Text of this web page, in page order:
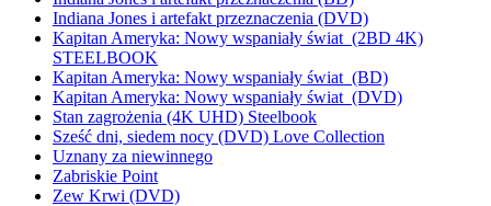
Indiana Jones i artefakt przeznaczenia (DVD)
Kapitan Ameryka: Nowy wspaniały świat (2BD 4K)
STEELBOOK
Kapitan Ameryka: Nowy wspaniały świat (BD)
Kapitan Ameryka: Nowy wspaniały świat (DVD)
Stan zagrożenia (4K UHD) Steelbook
Sześć dni, siedem nocy (DVD) Love Collection
Uznany za niewinnego
Zabriskie Point
Zew Krwi (DVD)